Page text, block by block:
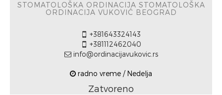
STOMATOLOŠKA ORDINACIJA STOMATOLOŠKA
ORDINACIJA VUKOVIĆ BEOGRAD
+381643324143
+381112462040
info@ordinacijavukovic.rs
radno vreme / Nedelja
Zatvoreno